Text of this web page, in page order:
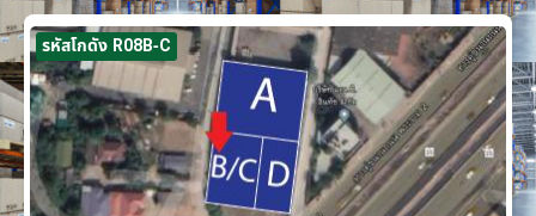
รหัสโกดัง R08B-C